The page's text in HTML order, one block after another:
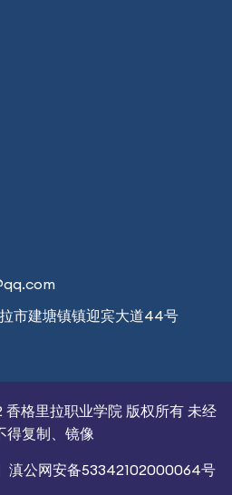
市建塘镇镇迎宾大道44号
格里拉职业学院 版权所有 未经
得复制、镜像
滇公网安备53342102000064号